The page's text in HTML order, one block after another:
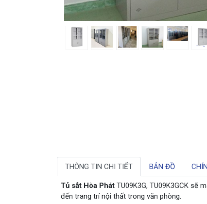
THÔNG TIN CHI TIẾT BẢN ĐỒ
Tủ sắt Hòa Phát TU09K3G, TU09K3GCK sẽ
đến trang trí nội thất trong văn phòng.